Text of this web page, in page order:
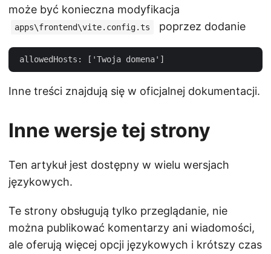
może być konieczna modyfikacja
apps\frontend\vite.config.ts poprzez dodanie
Inne treści znajdują się w oficjalnej dokumentacji.
Inne wersje tej strony
Ten artykuł jest dostępny w wielu wersjach
językowych.
Te strony obsługują tylko przeglądanie, nie
można publikować komentarzy ani wiadomości,
ale oferują więcej opcji językowych i krótszy czas